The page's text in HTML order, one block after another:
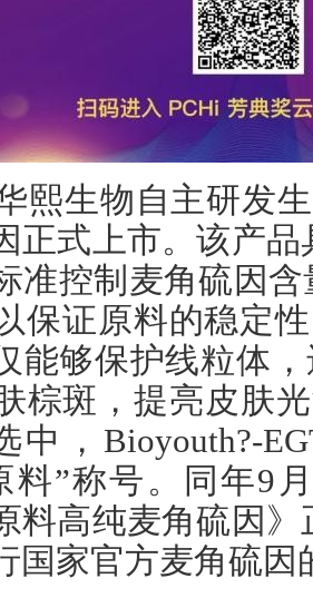
熙生物自主研发
正式上市。该产
准控制麦角硫因
保证原料的稳定
能够保护线粒体
棕斑，提亮皮肤
中，Bioyouth?-
料”称号。同年9
料高纯麦角硫因
国家官方麦角硫因